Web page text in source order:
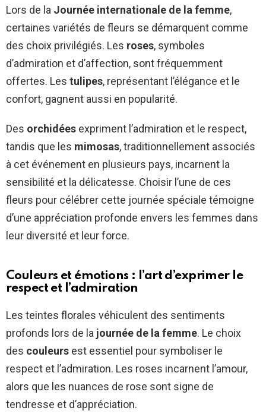
Lors de la Journée internationale de la femme,
certaines variétés de fleurs se démarquent comme
des choix privilégiés. Les roses, symboles
d’admiration et d’affection, sont fréquemment
offertes. Les tulipes, représentant l’élégance et le
confort, gagnent aussi en popularité.
Des orchidées expriment l’admiration et le respect,
tandis que les mimosas, traditionnellement associés
à cet événement en plusieurs pays, incarnent la
sensibilité et la délicatesse. Choisir l’une de ces
fleurs pour célébrer cette journée spéciale témoigne
d’une appréciation profonde envers les femmes dans
leur diversité et leur force.
Couleurs et émotions : l’art d’exprimer le
respect et l’admiration
Les teintes florales véhiculent des sentiments
profonds lors de la journée de la femme. Le choix
des couleurs est essentiel pour symboliser le
respect et l’admiration. Les roses incarnent l’amour,
alors que les nuances de rose sont signe de
tendresse et d’appréciation.